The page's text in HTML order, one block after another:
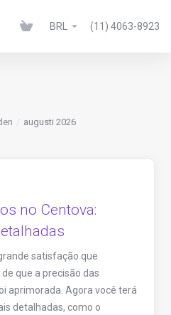
BRL (11) 4063-8923
augusti 2026
no Centova:
satisfação que
que a precisão das
aprimorada. Agora você terá
detalhadas, como o